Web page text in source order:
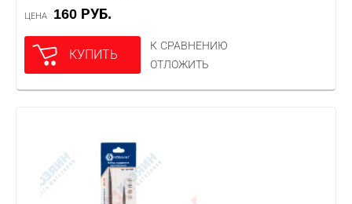
ЦЕНА 160 РУБ.
КУПИТЬ
К СРАВНЕНИЮ
ОТЛОЖИТЬ